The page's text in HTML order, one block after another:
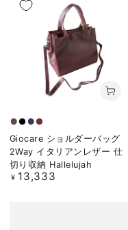
Brown
Black
NavyBurgundy
Giocare ショルダーバッグ
2Way イタリアンレザー 仕
切り収納 Hallelujah
定
¥ 13,333